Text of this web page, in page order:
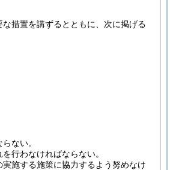
措置を講ずるとともに、次に掲げる
ない。
行わなければならない。
施する施策に協力するよう努めなけ